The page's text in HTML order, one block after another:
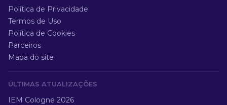
Política de Privacidade
Termos de Uso
Política de Cookies
Parceiros
Mapa do site
ÚLTIMAS ATUALIZAÇÕES
IEM Cologne 2026